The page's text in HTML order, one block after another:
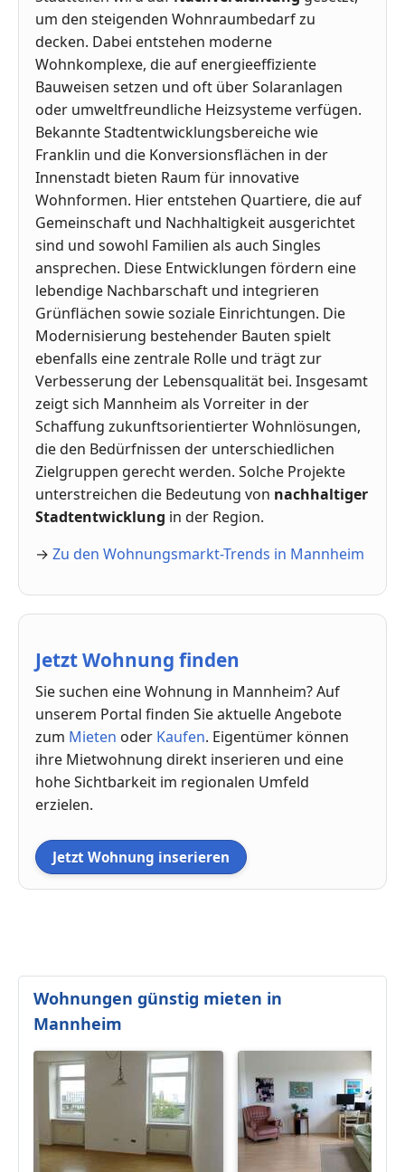
um den steigenden Wohnraumbedarf zu
decken. Dabei entstehen moderne
Wohnkomplexe, die auf energieeffiziente
Bauweisen setzen und oft über Solaranlagen
oder umweltfreundliche Heizsysteme verfügen.
Bekannte Stadtentwicklungsbereiche wie
Franklin und die Konversionsflächen in der
Innenstadt bieten Raum für innovative
Wohnformen. Hier entstehen Quartiere, die auf
Gemeinschaft und Nachhaltigkeit ausgerichtet
sind und sowohl Familien als auch Singles
ansprechen. Diese Entwicklungen fördern eine
lebendige Nachbarschaft und integrieren
Grünflächen sowie soziale Einrichtungen. Die
Modernisierung bestehender Bauten spielt
ebenfalls eine zentrale Rolle und trägt zur
Verbesserung der Lebensqualität bei. Insgesamt
zeigt sich Mannheim als Vorreiter in der
Schaffung zukunftsorientierter Wohnlösungen,
die den Bedürfnissen der unterschiedlichen
Zielgruppen gerecht werden. Solche Projekte
unterstreichen die Bedeutung von nachhaltiger
Stadtentwicklung in der Region.
→ Zu den Wohnungsmarkt-Trends in Mannheim
Jetzt Wohnung finden
Sie suchen eine Wohnung in Mannheim? Auf
unserem Portal finden Sie aktuelle Angebote
zum Mieten oder Kaufen. Eigentümer können
ihre Mietwohnung direkt inserieren und eine
hohe Sichtbarkeit im regionalen Umfeld
erzielen.
Jetzt Wohnung inserieren
Wohnungen günstig mieten in
Mannheim